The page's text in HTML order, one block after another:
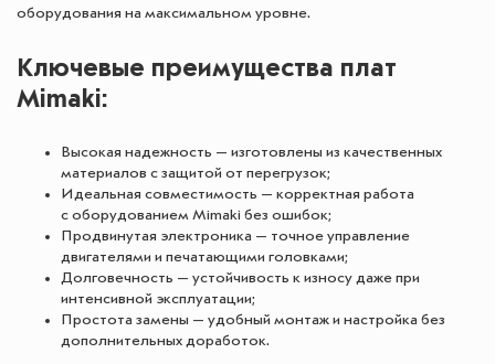
оборудования на максимальном уровне.
Ключевые преимущества плат
Mimaki:
Высокая надежность — изготовлены из качественных
материалов с защитой от перегрузок;
Идеальная совместимость — корректная работа
с оборудованием Mimaki без ошибок;
Продвинутая электроника — точное управление
двигателями и печатающими головками;
Долговечность — устойчивость к износу даже при
интенсивной эксплуатации;
Простота замены — удобный монтаж и настройка без
дополнительных доработок.